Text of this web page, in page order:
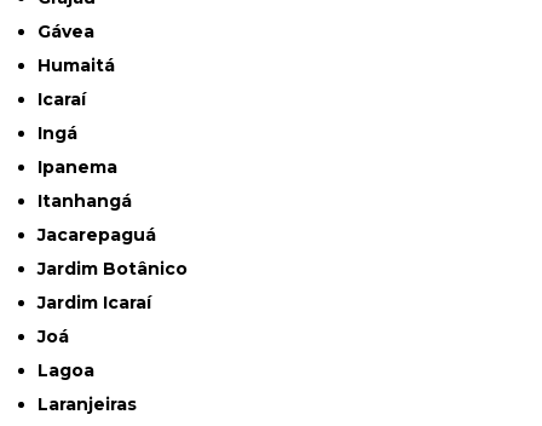
Gávea
Humaitá
Icaraí
Ingá
Ipanema
Itanhangá
Jacarepaguá
Jardim Botânico
Jardim Icaraí
Joá
Lagoa
Laranjeiras